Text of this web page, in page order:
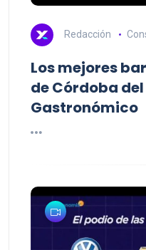
Redacción
Los mejores
de Córdoba
Gastronómico